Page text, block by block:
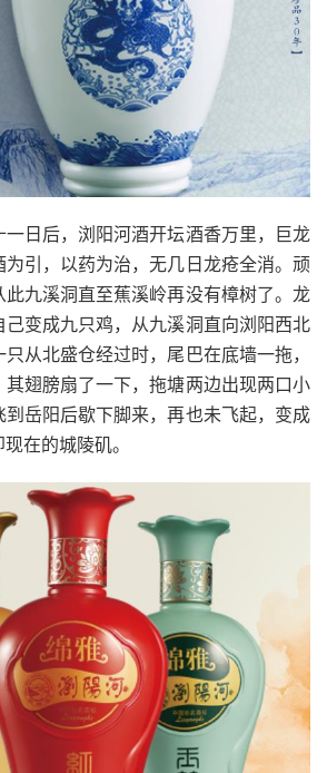
日后，浏阳河酒开坛酒香万里，巨龙
引，以药为治，无几日龙疮全消。顽
九溪洞直至蕉溪岭再没有樟树了。龙
变成九只鸡，从九溪洞直向浏阳西北
从北盛仓经过时，尾巴在底墙一拖，
翅膀扇了一下，拖塘两边出现两口小
岳阳后歇下脚来，再也未飞起，变成
在的城陵矶。